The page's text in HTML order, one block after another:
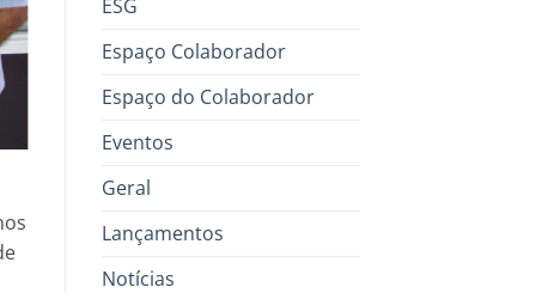
ESG
Espaço Colaborador
Espaço do Colaborador
Eventos
Geral
Lançamentos
Notícias